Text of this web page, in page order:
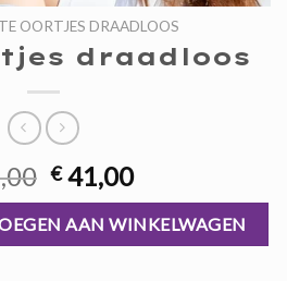
OORTJES DRAADLOOS
draadloos
Oorspronkelijke
prijs
was:
€ 62,00.
€41,00Huidige
prijs
is:
€ 41,00.
AAN WINKELWAGEN